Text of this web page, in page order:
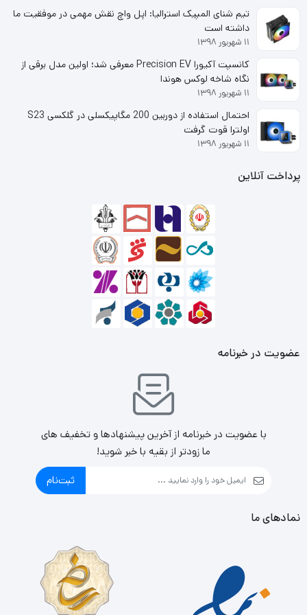
ثانیه می‌باشد. مشخصات سخت‌افزاری جدیدترین کارت گرافیک
ایسوس مدل TUF Gaming GeForce RTX 4090 OC Edition
شده تا توان پردازشی شگفت‌انگیز آن در حین اجرای انواع بازی و
نرم‌افزارهای گرافیکی با بالاترین سطح ممکن را تضمین شود.
با معرفی تراشه‌های نسل 40 شرکت انویدیا، رکوردها یکی از پس
از دیگری شکسته شدند و چنین به نظر می‌رسد که اختلاف قدرت
یا نسبت پیشرفت قدرت در این نسل از تراشه‌های گرافیکی
انویدیا نسبت به نسل گذشته، نفس‌گیر و اعجاب آور خواهد
سری رفته‌اند و همانند همیشه، شرکت ایسوس یکی از
این شرکت دو خط تولید اختصاصی برای قطعات کامپیوتری و لپ
تاپ‌های گیمینگ یا مخصوص بازی خود با نام‌های TUF و ROG
دارد و این دو خانواده هرکدام اخیراً میزبان دو عضو جدید
بوده‌اند. کارت گرافیک TUF Gaming RTX 4090 با توجه به آمار
و ارقام منتشر شده قدرتمندترین تراشه‌ی گرافیکی جهان را در خود
این کارت گرافیک حداقل تا زمانی که نسخه‌ی Ti آن عرضه شود،
پرچمدار جدید کارت‌های سری TUF ایسوس خواهد بود. تراشه‌ی
تیم شنای المپیک استرالیا: اپل واچ نقش مهمی در موفقیت ما
داشته است
۱۱ شهریور ۱۳۹۸
کانسپت آکیورا Precision EV معرفی شد؛ اولین مدل برقی از
نگاه شاخه لوکس هوندا
۱۱ شهریور ۱۳۹۸
احتمال استفاده از دوربین 200 مگاپیکسلی در گلکسی S23
اولترا قوت گرفت
۱۱ شهریور ۱۳۹۸
پرداخت آنلاین
عضویت در خبرنامه
با عضویت در خبرنامه از آخرین پیشنهادها و تخفیف های
ما زودتر از بقیه با خبر شوید!
ثبت‌نام
نمادهای ما